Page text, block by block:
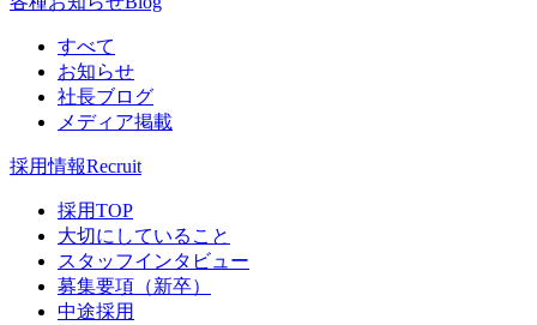
すべて
お知らせ
社長ブログ
メディア掲載
採用情報Recruit
採用TOP
大切にしていること
スタッフインタビュー
募集要項（新卒）
中途採用